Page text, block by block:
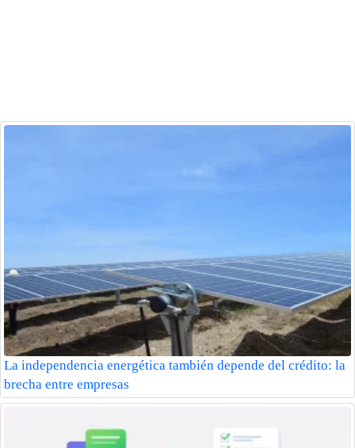
La independencia energética también depende del crédito: la
brecha entre empresas